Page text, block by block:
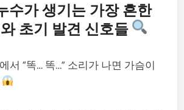
수가 생기는 가장 흔한
초기 발견 신호들
서 “똑… 똑…” 소리가 나면 가슴이